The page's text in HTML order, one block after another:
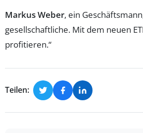
Markus Weber, ein
gesellschaftliche. Mit dem neuen
profitieren.“
Teilen: